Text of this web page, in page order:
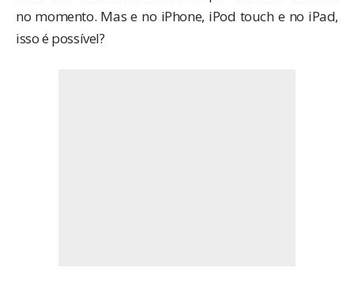
no momento. Mas e no iPhone, iPod touch e no iPad,
isso é possível?